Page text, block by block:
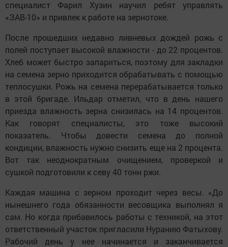
специалист Фарил Хузин научил ребят управлять
«ЗАВ-10» и привлек к работе на зернотоке.
После прошедших недавно ливневых дождей рожь с
полей поступает высокой влажности - до 22 процентов.
Хлеб может быстро запариться, поэтому для закладки
на семена зерно приходится обрабатывать с помощью
теплосушки. Рожь на семена перерабатывается только
в этой бригаде. Ильдар отметил, что в день нашего
приезда влажность зерна снизилась на 14 процентов.
Как говорят специалисты, это тоже высокий
показатель. Чтобы довести семена до полной
кондиции, влажность нужно снизить еще на 2 процента.
Вот так неоднократным очищением, проверкой и
сушкой подготовили к севу 40 тонн ржи.
Каждая машина с зерном проходит через весы. «До
нынешнего года обязанности весовщика выполнял я
сам. Но когда прибавилось работы с техникой, на этот
ответственный участок пригласили Нуранию Фатыхову.
Рабочий день у нее начинается и заканчивается